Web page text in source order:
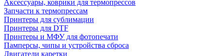
Аксессуары, коврики для термопрессов
Запчасти к термопрессам
Принтеры для сублимации
Принтеры для DTF
Принтеры и МФУ для фотопечати
Памперсы, чипы и устройства сброса
Двигатели каретки